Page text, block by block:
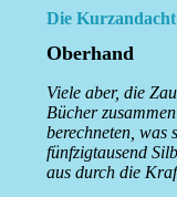
Die
Oberhand
Viele aber, die
Bücher
berechneten, was
fünfzigtausend
aus durch die